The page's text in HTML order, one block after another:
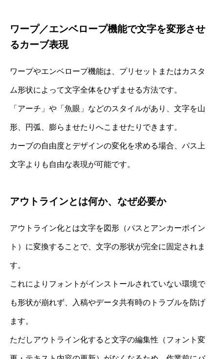
ワープ／エンベロープ機能で文字を変形させ
るカーブ表現
ワープやエンベロープ機能は、プリセットまたはカスタ
ム形状によって文字全体をひずませる方法です。
「アーチ」や「魚眼」などのスタイルがあり、文字を山
形、円弧、膨らませたりへこませたりできます。
カーブの自由度とデザインの変化を求める場合、パス上
文字よりも自由な表現が可能です。
アウトラインとは何か、なぜ必要か
アウトライン化とは文字を図形（パスとアンカーポイン
ト）に変換することで、文字の形状が完全に固定されま
す。
これによりフォントがインストールされていない環境で
も形状が崩れず、入稿やデータ共有時のトラブルを防げ
ます。
ただしアウトライン化すると文字の編集性（フォント変